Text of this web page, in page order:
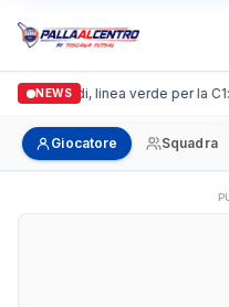
NEWS
Casalguidi, linea verde per la
Giocatore Squadra